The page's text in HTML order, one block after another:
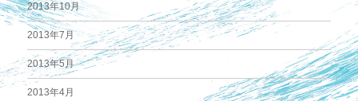
2013年10月
2013年7月
2013年5月
2013年4月